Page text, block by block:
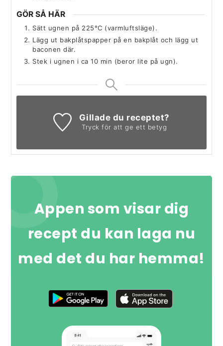
GÖR SÅ HÄR
Sätt ugnen på 225°C (varmluftsläge).
Lägg ut bakplåtspapper på en bakplåt och lägg ut
baconen där.
Stek i ugnen i ca 10 min (beror lite på ugn).
Gillade du receptet?
Tryck för att ge ett betyg
Appen som visar dig
recept du kan laga nu
med det du har hemma!